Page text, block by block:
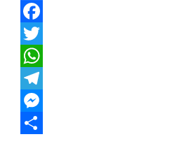
Facebook
Twitter
WhatsApp
Telegram
Messenger